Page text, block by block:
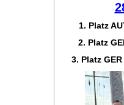
1. Platz
2. Platz
3. Platz GER